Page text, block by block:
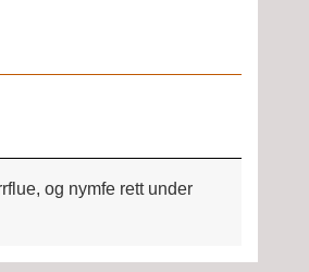
og nymfe rett under